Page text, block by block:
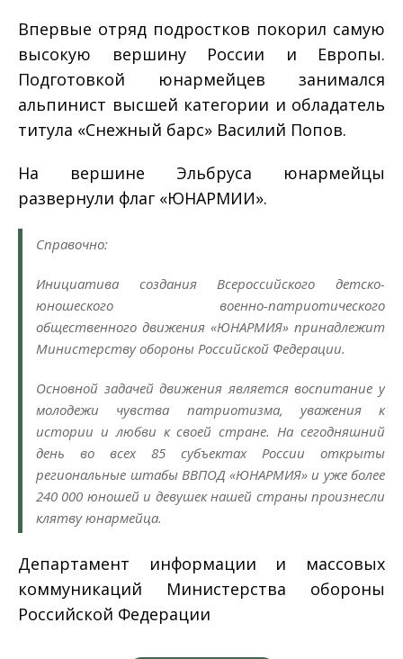
Впервые отряд подростков покорил самую
высокую вершину России и Европы.
Подготовкой юнармейцев занимался
альпинист высшей категории и обладатель
титула «Снежный барс» Василий Попов.
На вершине Эльбруса юнармейцы
развернули флаг «ЮНАРМИИ».
Справочно:
Инициатива создания Всероссийского детско-
юношеского военно-патриотического
общественного движения «ЮНАРМИЯ» принадлежит
Министерству обороны Российской Федерации.
Основной задачей движения является воспитание у
молодежи чувства патриотизма, уважения к
истории и любви к своей стране. На сегодняшний
день во всех 85 субъектах России открыты
региональные штабы ВВПОД «ЮНАРМИЯ» и уже более
240 000 юношей и девушек нашей страны произнесли
клятву юнармейца.
Департамент информации и массовых
коммуникаций Министерства обороны
Российской Федерации